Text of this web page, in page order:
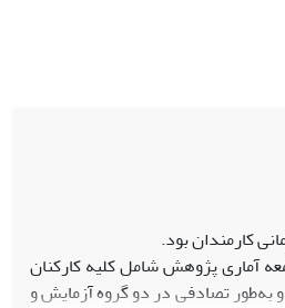
کارمندان بود.
آماری پژوهش شامل کلیه کارکنان
هدفمند انتخاب شدند و به‌طور تصادفی در دو گروه آزمایش و